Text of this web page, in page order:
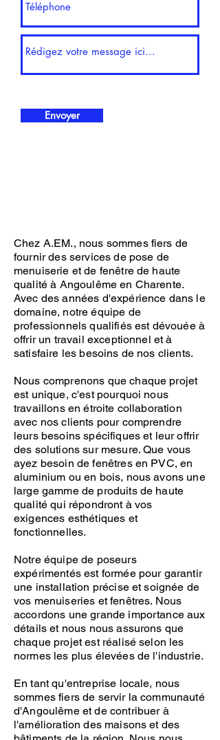
Envoyer
Chez A.EM., nous sommes fiers de
fournir des services de pose de
menuiserie et de fenêtre de haute
qualité à Angoulême en Charente.
Avec des années d'expérience dans le
domaine, notre équipe de
professionnels qualifiés est dévouée à
offrir un travail exceptionnel et à
satisfaire les besoins de nos clients.
Nous comprenons que chaque projet
est unique, c'est pourquoi nous
travaillons en étroite collaboration
avec nos clients pour comprendre
leurs besoins spécifiques et leur offrir
des solutions sur mesure. Que vous
ayez besoin de fenêtres en PVC, en
aluminium ou en bois, nous avons une
large gamme de produits de haute
qualité qui répondront à vos
exigences esthétiques et
fonctionnelles.
Notre équipe de poseurs
expérimentés est formée pour garantir
une installation précise et soignée de
vos menuiseries et fenêtres. Nous
accordons une grande importance aux
détails et nous nous assurons que
chaque projet est réalisé selon les
normes les plus élevées de l'industrie.
En tant qu'entreprise locale, nous
sommes fiers de servir la communauté
d'Angoulême et de contribuer à
l'amélioration des maisons et des